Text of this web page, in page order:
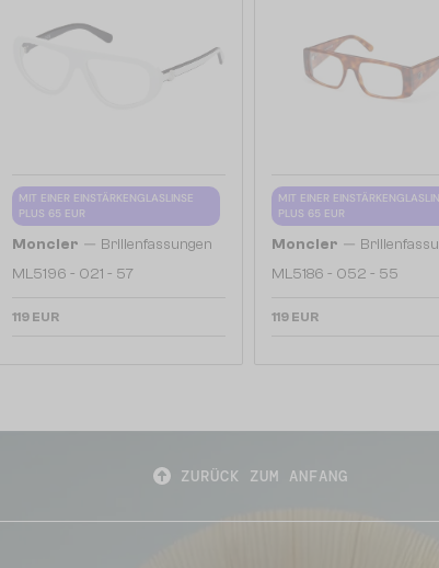
MIT EINER EINSTÄRKENGLASLINSE
PLUS 65 EUR
Moncler — Brillenfassungen
ML5196 - 021 - 57
119 EUR
MIT EINER
PLUS 65 EUR
Moncler —
ML5186 - 052 - 55
119 EUR
ZURÜCK ZUM ANFANG